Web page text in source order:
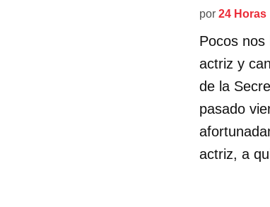
por 24 Horas
Pocos
actriz y
de la
pasado
actriz, a